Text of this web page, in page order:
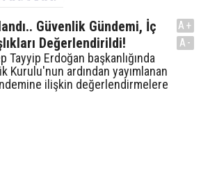
Güvenlik Gündemi, İç
Değerlendirildi!
Tayyip Erdoğan başkanlığında
Kurulu'nun ardından yayımlanan
ilişkin değerlendirmelere
A+
A-